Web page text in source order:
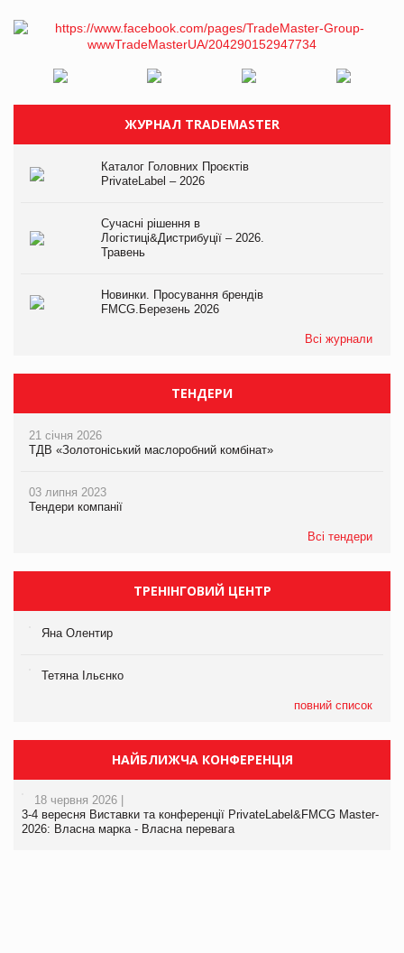
ЖУРНАЛ TRADEMASTER
Каталог Головних Проєктів
PrivateLabel – 2026
Сучасні рішення в
Логістиці&Дистрибуції – 2026.
Травень
Новинки. Просування брендів
FMCG.Березень 2026
Всі журнали
ТЕНДЕРИ
21 січня 2026
ТДВ «Золотоніський маслоробний комбінат»
03 липня 2023
Тендери компанії
Всі тендери
ТРЕНІНГОВИЙ ЦЕНТР
Яна Олентир
Тетяна Ільєнко
повний список
НАЙБЛИЖЧА КОНФЕРЕНЦІЯ
18 червня 2026 |
3-4 вересня Виставки та конференції PrivateLabel&FMCG Master-
2026: Власна марка - Власна перевага